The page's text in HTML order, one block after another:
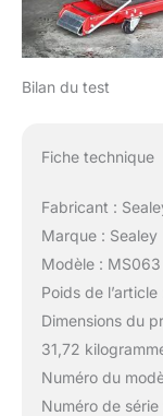
Bilan du test
Fiche technique
Fabricant :
Marque : Sealey
Modèle : MS063
Poids de
Dimensions du
31,72
Numéro du
Numéro de